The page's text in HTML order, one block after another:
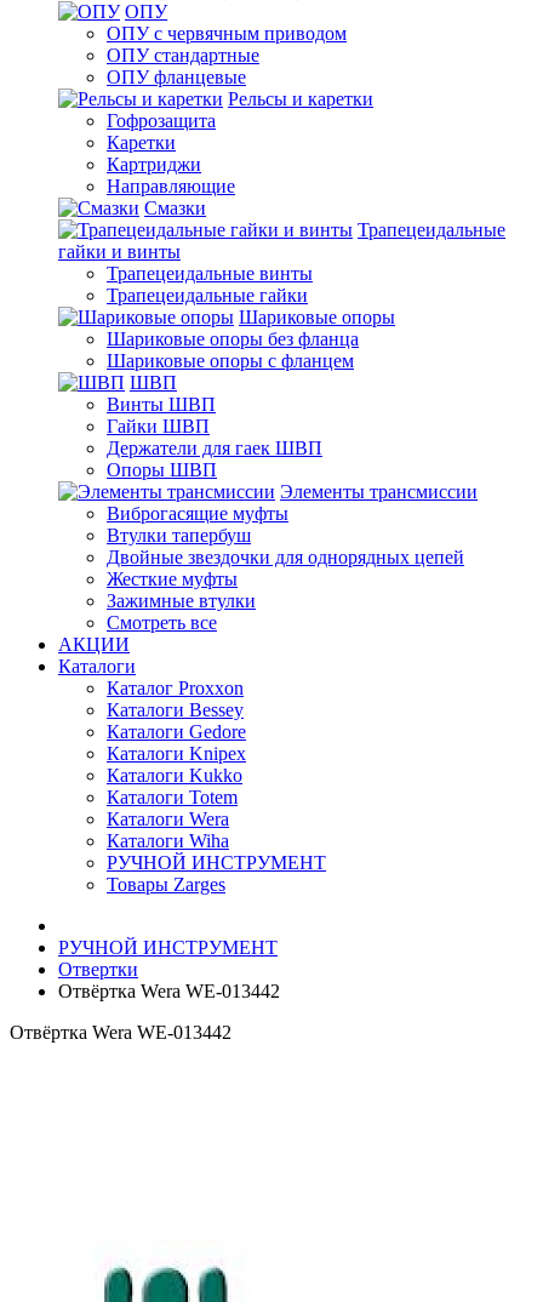
ОПУ
ОПУ с червячным приводом
ОПУ стандартные
ОПУ фланцевые
Рельсы и каретки
Гофрозащита
Каретки
Картриджи
Направляющие
Смазки
Трапецеидальные
гайки и винты
Трапецеидальные винты
Трапецеидальные гайки
Шариковые опоры
Шариковые опоры без фланца
Шариковые опоры с фланцем
ШВП
Винты ШВП
Гайки ШВП
Держатели для гаек ШВП
Опоры ШВП
Элементы трансмиссии
Виброгасящие муфты
Втулки тапербуш
Двойные звездочки для однорядных цепей
Жесткие муфты
Зажимные втулки
Смотреть все
АКЦИИ
Каталоги
Каталог Proxxon
Каталоги Bessey
Каталоги Gedore
Каталоги Knipex
Каталоги Kukko
Каталоги Totem
Каталоги Wera
Каталоги Wiha
РУЧНОЙ ИНСТРУМЕНТ
Товары Zarges
РУЧНОЙ ИНСТРУМЕНТ
Отвертки
Отвёртка Wera WE-013442
Отвёртка Wera WE-013442